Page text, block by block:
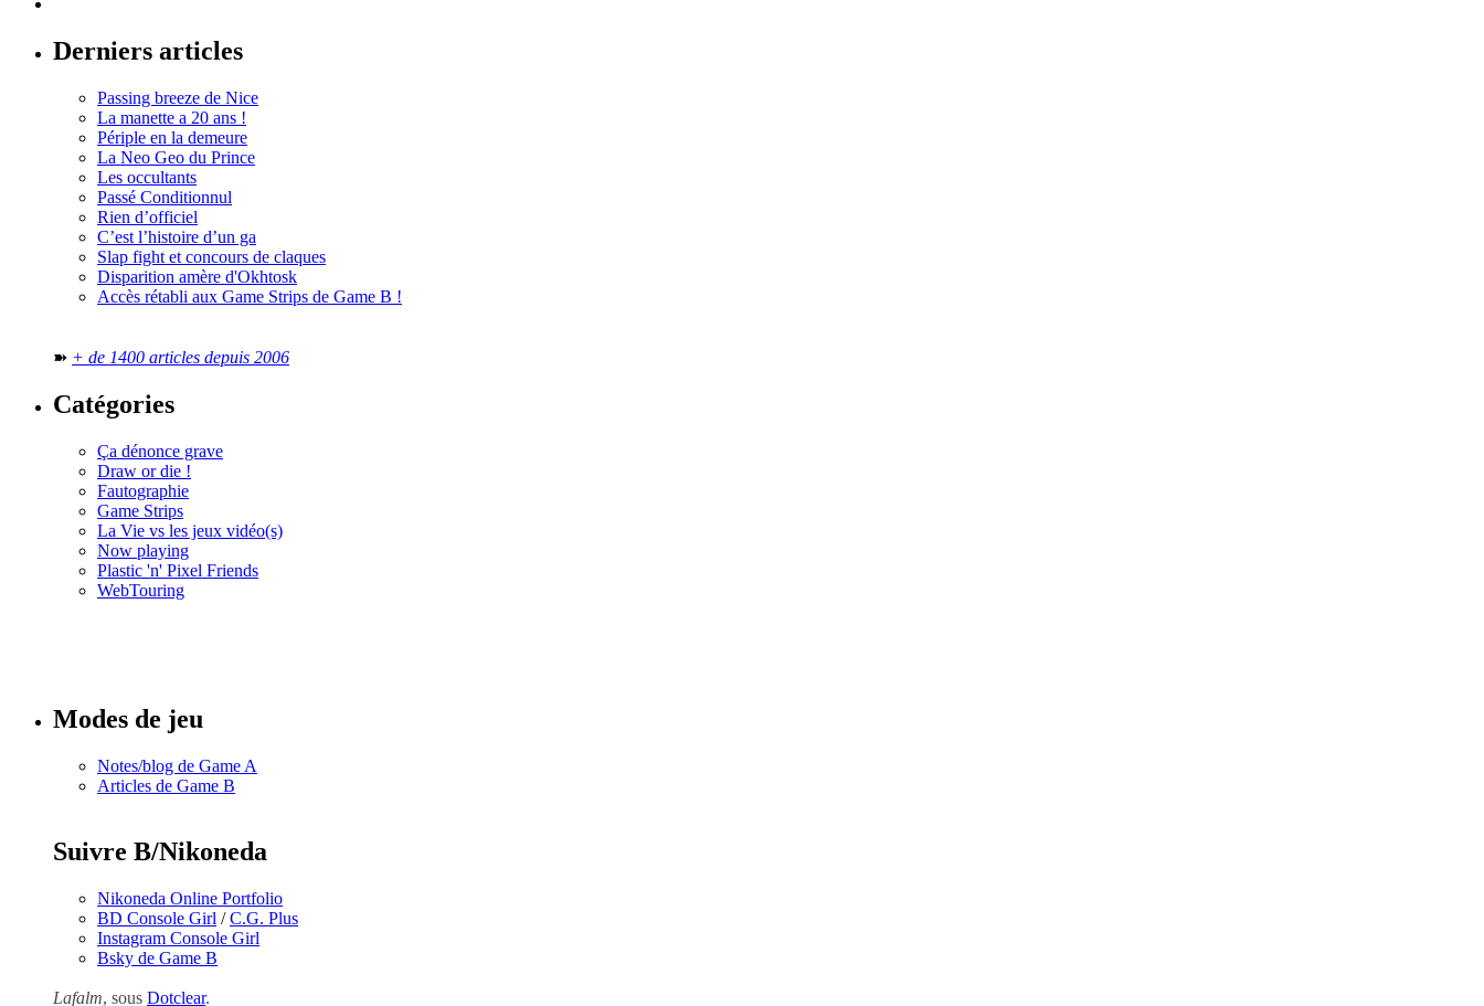
Derniers articles
Passing breeze de Nice
La manette a 20 ans !
Périple en la demeure
La Neo Geo du Prince
Les occultants
Passé Conditionnul
Rien d’officiel
C’est l’histoire d’un ga
Slap fight et concours de claques
Disparition amère d'Okhtosk
Accès rétabli aux Game Strips de Game B !
➽ + de 1400 articles depuis 2006
Catégories
Ça dénonce grave
Draw or die !
Fautographie
Game Strips
La Vie vs les jeux vidéo(s)
Now playing
Plastic 'n' Pixel Friends
WebTouring
Modes de jeu
Notes/blog de Game A
Articles de Game B
Suivre B/Nikoneda
Nikoneda Online Portfolio
BD Console Girl /C.G. Plus
Instagram Console Girl
Bsky de Game B
Lafalm, sous Dotclear.